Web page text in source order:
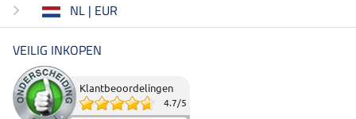
NL | EUR
VEILIG INKOPEN
Klantbeoordelingen
4.7/5